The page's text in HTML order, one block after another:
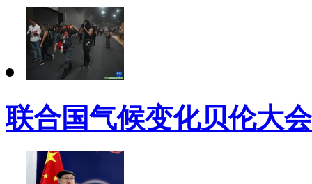
联合国气候变化贝伦大